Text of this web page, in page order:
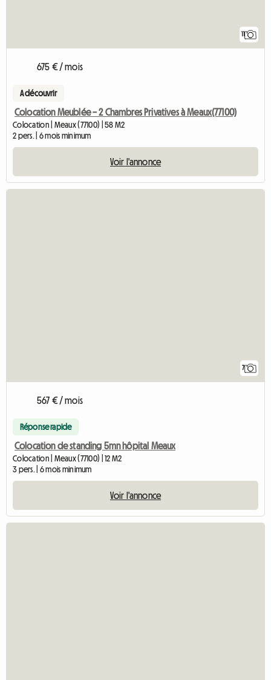
11
675 € / mois
A découvrir
Colocation Meublée – 2 Chambres Privatives à Meaux(77100)
Colocation | Meaux (77100) | 58 M2
2 pers. | 6 mois minimum
Voir l'annonce
7
567 € / mois
Réponse rapide
Colocation de standing 5mn hôpital Meaux
Colocation | Meaux (77100) | 12 M2
3 pers. | 6 mois minimum
Voir l'annonce